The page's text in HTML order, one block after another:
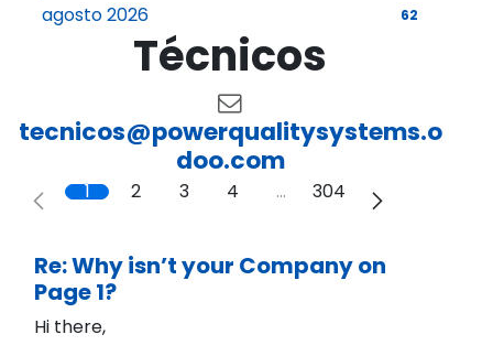
agosto 2026 62
Técnicos
tecnicos@powerqualitysystems.o
doo.com
1 2 3 4 … 304
Re: Why isn’t your Company on
Page 1?
Hi there,